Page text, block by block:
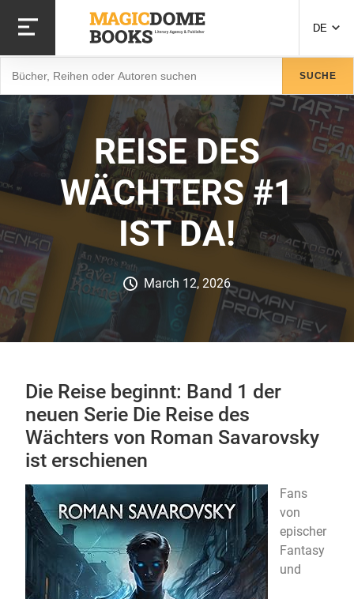
zum
Inhalt
DE
SUCHE
REISE DES
WÄCHTERS #1
IST DA!
March 12, 2026
Die Reise beginnt: Band 1 der
neuen Serie Die Reise des
Wächters von Roman Savarovsky
ist erschienen
Fans
von
epischer
Fantasy
und